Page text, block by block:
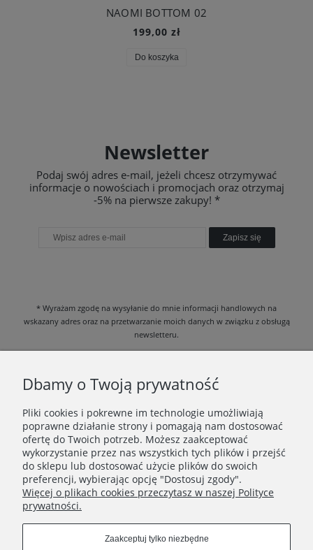
NAOMI BOTTOM 02
199,00 zł
Do koszyka
Newsletter
Podaj swój adres e-mail, jeżeli chcesz otrzymywać
informacje o nowościach i promocjach oraz otrzymaj
-5% na pierwsze zakupy! *
Zapisz się
* Wyrażam zgodę na wysyłanie do mnie informacji handlowych na
wskazany adres oraz na przetwarzanie moich danych w związku z obsługą
newsletteru.
DANE FIRMOWE
INFORMACJE
KATEGORIE
Dbamy o Twoją prywatność
Pliki cookies i pokrewne im technologie umożliwiają
poprawne działanie strony i pomagają nam dostosować
ofertę do Twoich potrzeb. Możesz zaakceptować
wykorzystanie przez nas wszystkich tych plików i przejść
do sklepu lub dostosować użycie plików do swoich
preferencji, wybierając opcję "Dostosuj zgody".
Więcej o plikach cookies przeczytasz w naszej Polityce
prywatności.
Zaakceptuj tylko niezbędne